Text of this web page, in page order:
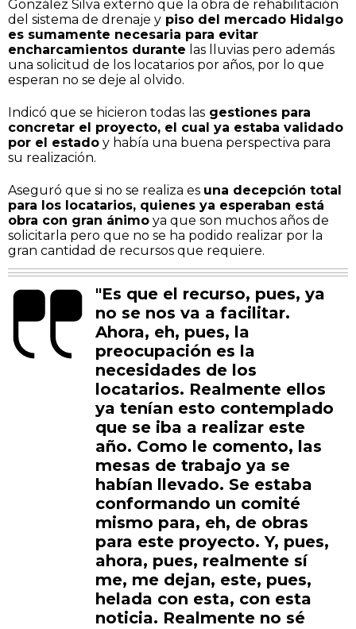
González Silva externó que la obra de rehabilitación
del sistema de drenaje y piso del mercado Hidalgo
es sumamente necesaria para evitar
encharcamientos durante las lluvias pero además
una solicitud de los locatarios por años, por lo que
esperan no se deje al olvido.
Indicó que se hicieron todas las gestiones para
concretar el proyecto, el cual ya estaba validado
por el estado y había una buena perspectiva para
su realización.
Aseguró que si no se realiza es una decepción total
para los locatarios, quienes ya esperaban está
obra con gran ánimo ya que son muchos años de
solicitarla pero que no se ha podido realizar por la
gran cantidad de recursos que requiere.
"Es que el recurso, pues, ya
no se nos va a facilitar.
Ahora, eh, pues, la
preocupación es la
necesidades de los
locatarios. Realmente ellos
ya tenían esto contemplado
que se iba a realizar este
año. Como le comento, las
mesas de trabajo ya se
habían llevado. Se estaba
conformando un comité
mismo para, eh, de obras
para este proyecto. Y, pues,
ahora, pues, realmente sí
me, me dejan, este, pues,
helada con esta, con esta
noticia. Realmente no sé